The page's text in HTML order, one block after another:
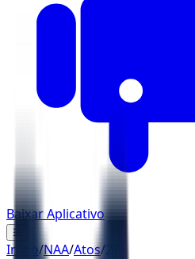
Baixar Aplicativo
☰
Início/NAA/Atos/27